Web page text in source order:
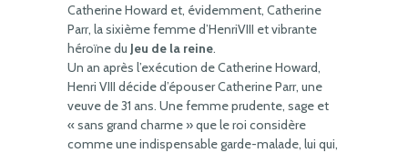
Catherine Howard et, évidemment, Catherine
Parr, la sixième femme d’HenriVIII et vibrante
héroïne du Jeu de la reine.
Un an après l’exécution de Catherine Howard,
Henri VIII décide d’épouser Catherine Parr, une
veuve de 31 ans. Une femme prudente, sage et
« sans grand charme » que le roi considère
comme une indispensable garde-malade, lui qui,